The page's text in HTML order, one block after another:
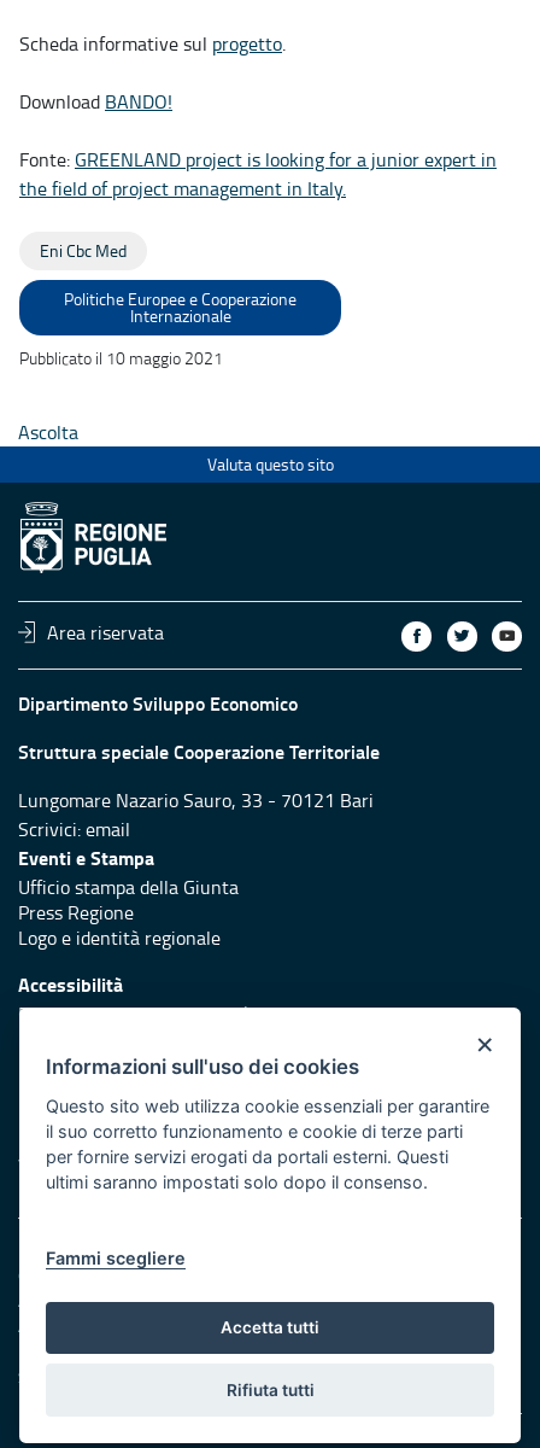
Scheda informative sul progetto.
Download BANDO!
Fonte: GREENLAND project is looking for a junior expert in
the field of project management in Italy.
Eni Cbc Med
Politiche Europee e Cooperazione
Internazionale
Pubblicato il 10 maggio 2021
Ascolta
Valuta questo sito
Area riservata
Dipartimento Sviluppo Economico
Struttura speciale Cooperazione Territoriale
Lungomare Nazario Sauro, 33 - 70121 Bari
Scrivici:email
Eventi e Stampa
Ufficio stampa della Giunta
Press Regione
Logo e identità regionale
Accessibilità
Dichiarazione di accessibilità
Redazione
Protezione civile
Vai al sito di Protezione Civile Puglia
Note legali
Cookie e privacy
Amministrazione trasparente
Atti di notifica
Feed RSS
Servizi Intranet
×
Informazioni sull'uso dei cookies
Questo sito web utilizza cookie essenziali per garantire
il suo corretto funzionamento e cookie di terze parti
per fornire servizi erogati da portali esterni. Questi
ultimi saranno impostati solo dopo il consenso.
Fammi scegliere
Accetta tutti
Rifiuta tutti